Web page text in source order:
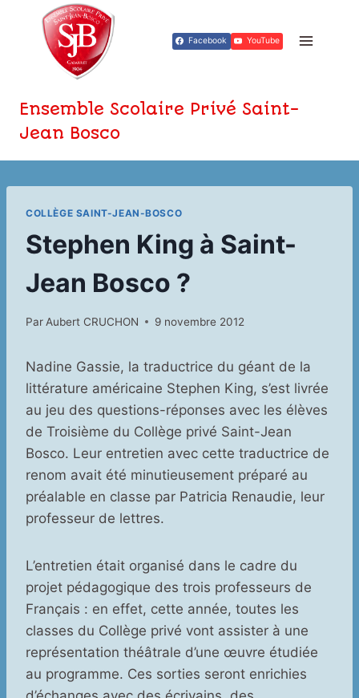
contenu
Facebook YouTube
Ensemble Scolaire Privé Saint-
Jean Bosco
COLLÈGE SAINT-JEAN-BOSCO
Stephen King à Saint-
Jean Bosco ?
Par Aubert CRUCHON 9 novembre 2012
Nadine Gassie, la traductrice du géant de la
littérature américaine Stephen King, s’est livrée
au jeu des questions-réponses avec les élèves
de Troisième du Collège privé Saint-Jean
Bosco. Leur entretien avec cette traductrice de
renom avait été minutieusement préparé au
préalable en classe par Patricia Renaudie, leur
professeur de lettres.
L’entretien était organisé dans le cadre du
projet pédagogique des trois professeurs de
Français : en effet, cette année, toutes les
classes du Collège privé vont assister à une
représentation théâtrale d’une œuvre étudiée
au programme. Ces sorties seront enrichies